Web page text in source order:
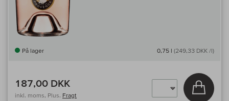
På lager 0,75 l (249,33 DKK /l)
187,00 DKK
inkl. moms, Plus. Fragt
Læg i